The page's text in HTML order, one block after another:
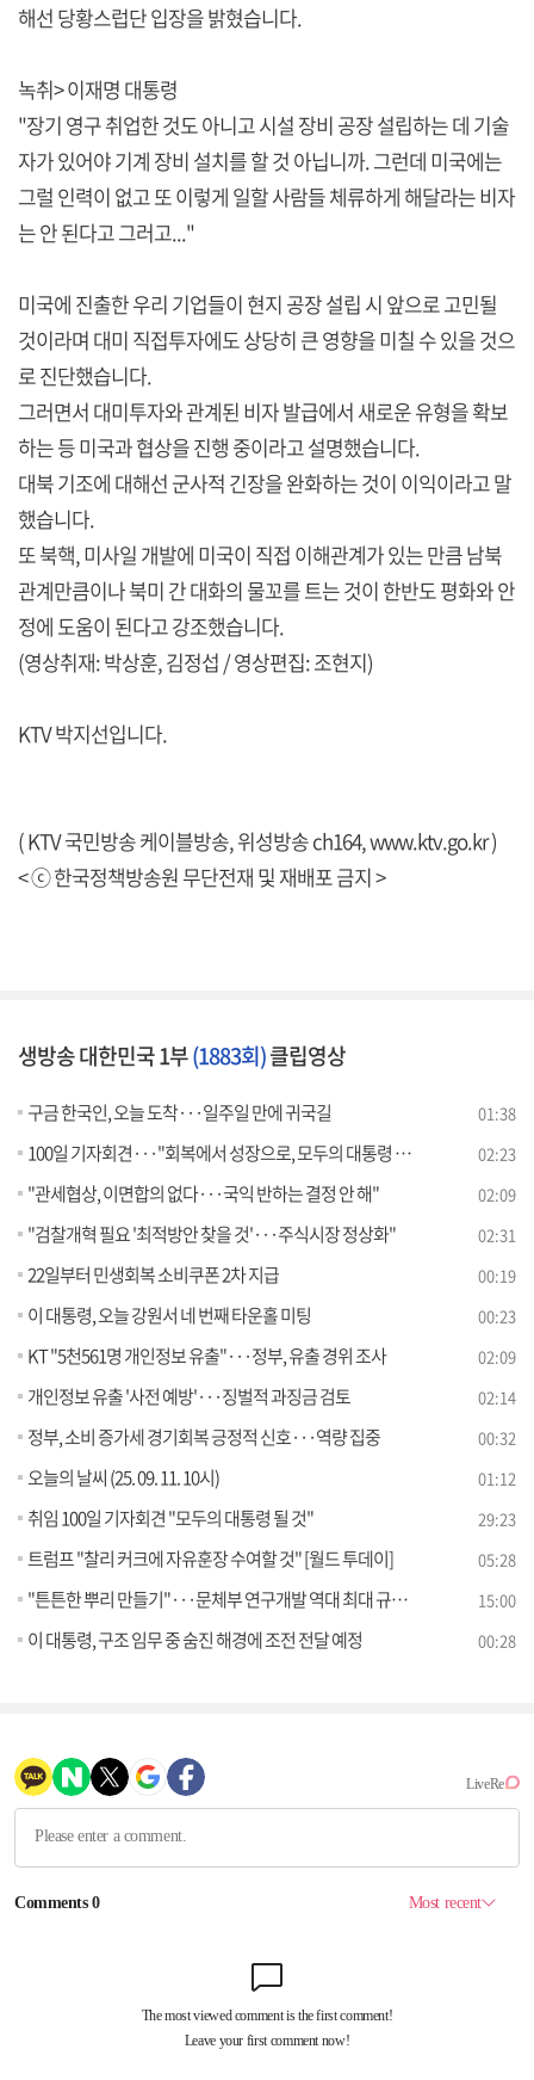
해선 당황스럽단 입장을 밝혔습니다.
녹취> 이재명 대통령
"장기 영구 취업한 것도 아니고 시설 장비 공장 설립하는 데 기술
자가 있어야 기계 장비 설치를 할 것 아닙니까. 그런데 미국에는
그럴 인력이 없고 또 이렇게 일할 사람들 체류하게 해달라는 비자
는 안 된다고 그러고..."
미국에 진출한 우리 기업들이 현지 공장 설립 시 앞으로 고민될
것이라며 대미 직접투자에도 상당히 큰 영향을 미칠 수 있을 것으
로 진단했습니다.
그러면서 대미투자와 관계된 비자 발급에서 새로운 유형을 확보
하는 등 미국과 협상을 진행 중이라고 설명했습니다.
대북 기조에 대해선 군사적 긴장을 완화하는 것이 이익이라고 말
했습니다.
또 북핵, 미사일 개발에 미국이 직접 이해관계가 있는 만큼 남북
관계만큼이나 북미 간 대화의 물꼬를 트는 것이 한반도 평화와 안
정에 도움이 된다고 강조했습니다.
(영상취재: 박상훈, 김정섭 / 영상편집: 조현지)
KTV 박지선입니다.
( KTV 국민방송 케이블방송, 위성방송 ch164,www.ktv.go.kr)
< ⓒ 한국정책방송원 무단전재 및 재배포 금지 >
생방송 대한민국 1부(1883회)클립영상
구금 한국인, 오늘 도착···일주일 만에 귀국길 01:38
100일 기자회견···"회복에서 성장으로, 모두의 대통령 될 것" 02:23
"관세협상, 이면합의 없다···국익 반하는 결정 안 해" 02:09
"검찰개혁 필요 '최적방안 찾을 것'···주식시장 정상화" 02:31
22일부터 민생회복 소비쿠폰 2차 지급 00:19
이 대통령, 오늘 강원서 네 번째 타운홀 미팅 00:23
KT "5천561명 개인정보 유출"···정부, 유출 경위 조사 02:09
개인정보 유출 '사전 예방'···징벌적 과징금 검토 02:14
정부, 소비 증가세 경기회복 긍정적 신호···역량 집중 00:32
오늘의 날씨 (25. 09. 11. 10시) 01:12
취임 100일 기자회견 "모두의 대통령 될 것" 29:23
트럼프 "찰리 커크에 자유훈장 수여할 것" [월드 투데이] 05:28
"튼튼한 뿌리 만들기"···문체부 연구개발 역대 최대 규모 투자 15:00
이 대통령, 구조 임무 중 숨진 해경에 조전 전달 예정 00:28